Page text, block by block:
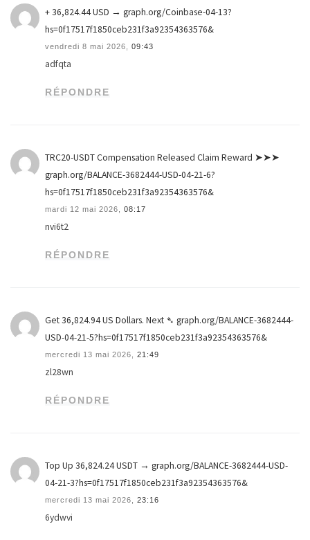
+ 36,824.44 USD → graph.org/Coinbase-04-13?
hs=0f17517f1850ceb231f3a92354363576&
vendredi 8 mai 2026, 09:43
adfqta
RÉPONDRE
TRC20-USDT Compensation Released Claim Reward ➤➤➤
graph.org/BALANCE-3682444-USD-04-21-6?
hs=0f17517f1850ceb231f3a92354363576&
mardi 12 mai 2026, 08:17
nvi6t2
RÉPONDRE
Get 36,824.94 US Dollars. Next ➴ graph.org/BALANCE-3682444-
USD-04-21-5?hs=0f17517f1850ceb231f3a92354363576&
mercredi 13 mai 2026, 21:49
zl28wn
RÉPONDRE
Top Up 36,824.24 USDT → graph.org/BALANCE-3682444-USD-
04-21-3?hs=0f17517f1850ceb231f3a92354363576&
mercredi 13 mai 2026, 23:16
6ydwvi